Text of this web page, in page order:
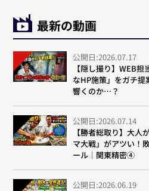
最新の動画
公開日:2026.07.17
【隠し撮り】WEB
なHP施策」をガチ
響くのか…？
公開日:2026.07.14
【勝者総取り】大人
マ大戦」がアツい！
ール｜関東精密④
公開日:2026.06.19